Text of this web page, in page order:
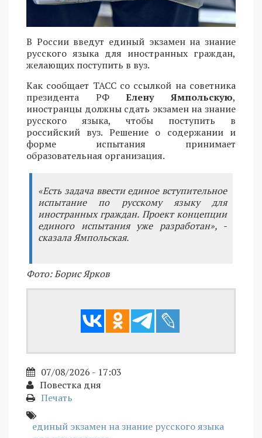
В России введут единый экзамен на знание
русского языка для иностранных граждан,
желающих поступить в вуз.
Как сообщает ТАСС со ссылкой на советника
президента РФЕлену Ямпольскую,
иностранцы должны сдать экзамен на знание
русского языка, чтобы поступить в
российский вуз. Решение о содержании и
форме испытания принимает
образовательная организация.
«Есть задача ввести единое вступительное
испытание по русскому языку для
иностранных граждан. Проект концепции
единого испытания уже разработан», -
сказала Ямпольская.
Фото: Борис Ярков
07/08/2026 - 17:03
Повестка дня
Печать
единый экзамен на знание русского языка